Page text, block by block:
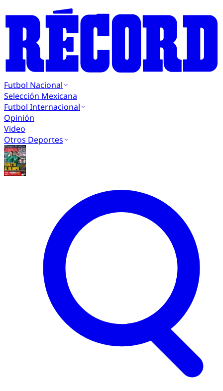
Futbol Nacional
Selección Mexicana
Futbol Internacional
Opinión
Video
Otros Deportes